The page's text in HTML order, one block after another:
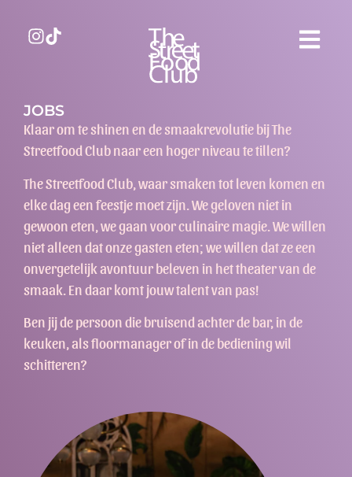
JOBS
Klaar om te shinen en de smaakrevolutie bij The
Streetfood Club naar een hoger niveau te tillen?
The Streetfood Club, waar smaken tot leven komen en
elke dag een feestje moet zijn. We geloven niet in
gewoon eten, we gaan voor culinaire magie. We willen
niet alleen dat onze gasten eten; we willen dat ze een
onvergetelijk avontuur beleven in het theater van de
smaak. En daar komt jouw talent van pas!
Ben jij de persoon die bruisend achter de bar, in de
keuken, als floormanager of in de bediening wil
schitteren?